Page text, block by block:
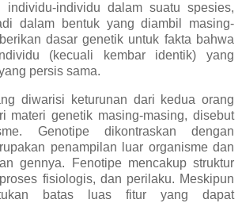
individu-individu dalam suatu spesies,
dalam bentuk yang diambil masing-
dasar genetik untuk fakta bahwa
(kecuali kembar identik) yang
persis sama.
diwarisi keturunan dari kedua orang
materi genetik masing-masing, disebut
Genotipe dikontraskan dengan
penampilan luar organisme dan
gennya. Fenotipe mencakup struktur
fisiologis, dan perilaku. Meskipun
batas luas fitur yang dapat